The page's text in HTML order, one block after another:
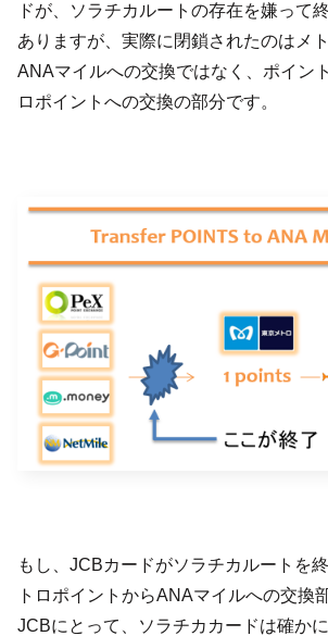
ドが、ソラチカルートの存在を嫌って
ありますが、実際に閉鎖されたのはメ
ANAマイルへの交換ではなく、ポイン
ロポイントへの交換の部分です。
もし、JCBカードがソラチカルートを
トロポイントからANAマイルへの交換
JCBにとって、ソラチカカードは確か